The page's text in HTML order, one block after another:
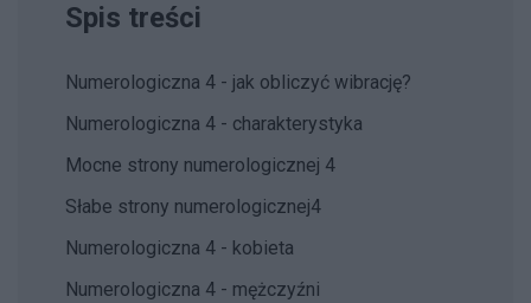
Spis treści
Numerologiczna 4 - jak obliczyć wibrację?
Numerologiczna 4 - charakterystyka
Mocne strony numerologicznej 4
Słabe strony numerologicznej4
Numerologiczna 4 - kobieta
Numerologiczna 4 - mężczyźni